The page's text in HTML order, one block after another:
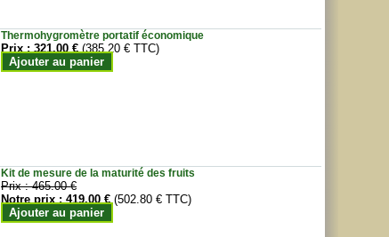
Thermohygromètre portatif économique
Prix :321.00 € (385.20 € TTC)
Ajouter au panier
Kit de mesure de la maturité des fruits
Prix :465.00 €
Notre prix :419.00 € (502.80 € TTC)
Ajouter au panier